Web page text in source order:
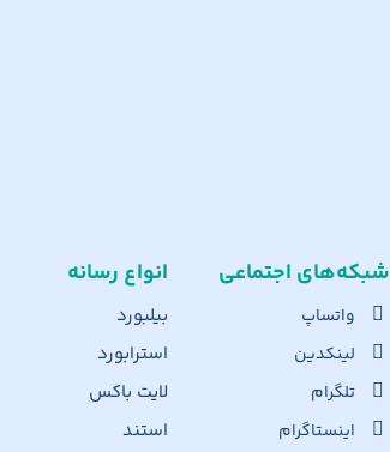
انواع رسانه
بیلبورد
استرابورد
لایت باکس
استند
شبکه‌های اجت​ماعی
واتساپ
لینکدین
تلگرام
اینستاگرام